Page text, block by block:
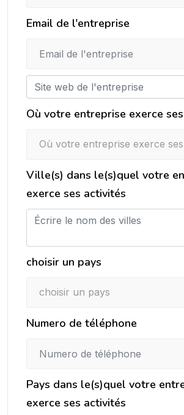
Email de l'entreprise
Où votre entreprise exerce
Où votre entreprise exerce
Ville(s) dans le(s)quel votre
exerce ses activités
choisir un pays
choisir un pays
Numero de téléphone
Pays dans le(s)quel votre
exerce ses activités